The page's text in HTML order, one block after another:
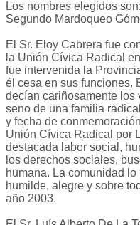
Los nombres elegidos
Segundo Mardoqueo
El Sr. Eloy Cabrera fue
la Unión Cívica Radical
fue intervenida la
él cesa en sus funciones.
decían cariñosamente los
seno de una familia
y fecha de
Unión Cívica Radical por
destacada labor social,
los derechos sociales,
humana. La comunidad
humilde, alegre y sobre
año 2003.